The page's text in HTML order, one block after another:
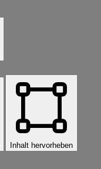
Inhalt hervorheben